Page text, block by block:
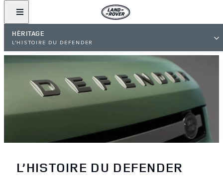
HÉRITAGE
L’HISTOIRE DU DEFENDER
L’HISTOIRE DU DEFENDER